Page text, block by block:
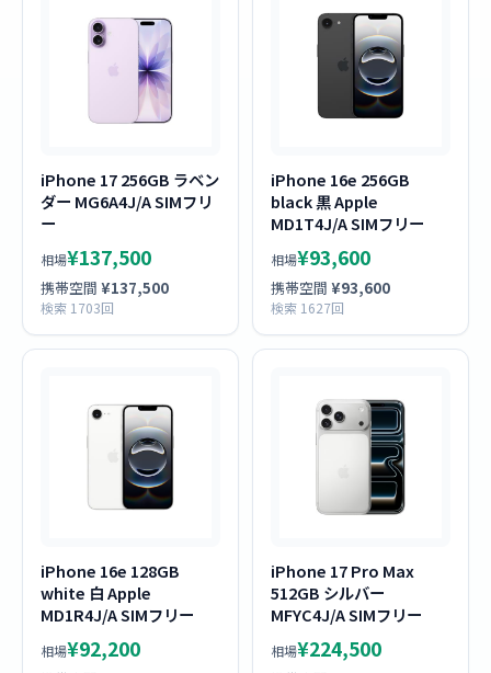
iPhone 17 256GB ラベン
ダー MG6A4J/A SIMフリ
ー
相場¥137,500
携帯空間 ¥137,500
検索 1703回
iPhone 16e 256GB
black 黒 Apple
MD1T4J/A SIMフリー
相場¥93,600
携帯空間 ¥93,600
検索 1627回
iPhone 16e 128GB
white 白 Apple
MD1R4J/A SIMフリー
相場¥92,200
iPhone 17 Pro Max
512GB シルバー
MFYC4J/A SIMフリー
相場¥224,500